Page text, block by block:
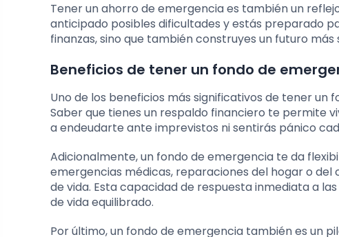
Tener un ahorro de emergencia es también un
anticipado posibles dificultades y estás preparado
finanzas, sino que también construyes un futuro
Beneficios de tener un fondo de
Uno de los beneficios más significativos de tener
Saber que tienes un respaldo financiero te permite
a endeudarte ante imprevistos ni sentirás pánico
Adicionalmente, un fondo de emergencia te da
emergencias médicas, reparaciones del hogar o
de vida. Esta capacidad de respuesta inmediata a
de vida equilibrado.
Por último, un fondo de emergencia también es un